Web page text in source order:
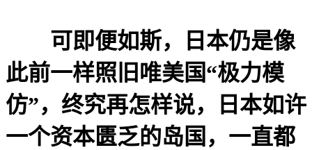
可即便如斯，日本仍是像
此前一样照旧唯美国“极力模
仿”，终究再怎样说，日本如许
一个资本匮乏的岛国，一直都